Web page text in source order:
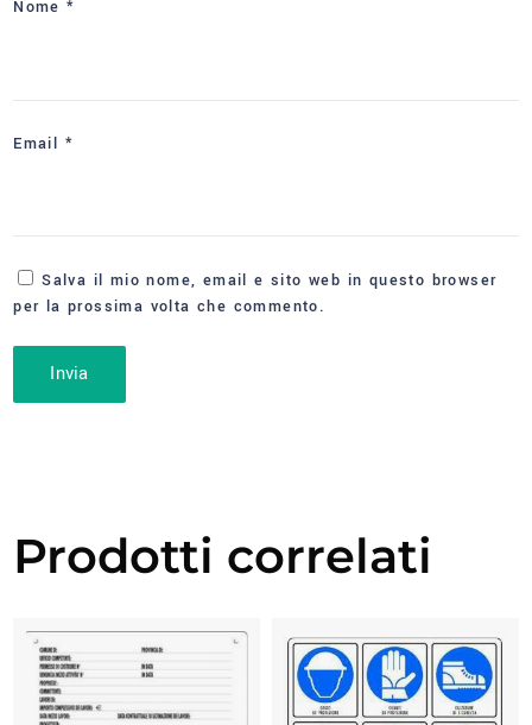
Nome*
Email *
Salva il mio nome, email e sito web in questo browser
per la prossima volta che commento.
Prodotti correlati